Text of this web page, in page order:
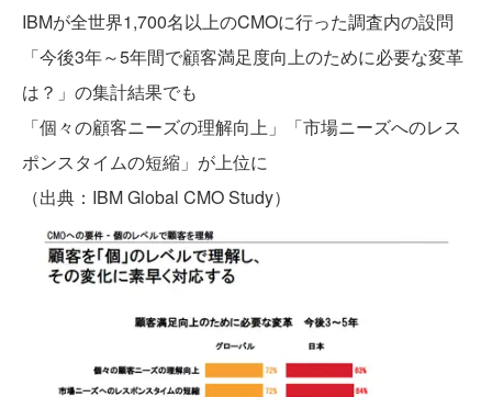
IBMが全世界1,700名以上のCMOに行った調査内の設問
「今後3年～5年間で顧客満足度向上のために必要な変革
は？」の集計結果でも
「個々の顧客ニーズの理解向上」「市場ニーズへのレス
ポンスタイムの短縮」が上位に
（出典：IBM Global CMO Study）